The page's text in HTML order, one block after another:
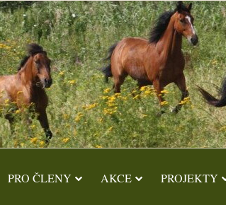
PRO ČLENY AKCE PROJEKTY